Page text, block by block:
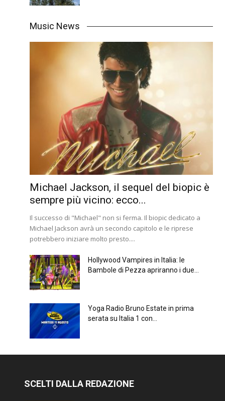
Music News
Michael Jackson, il sequel del biopic è
sempre più vicino: ecco...
Il successo di "Michael" non si ferma. Il biopic dedicato a
Michael Jackson avrà un secondo capitolo e le riprese
potrebbero iniziare molto presto....
Hollywood Vampires in Italia: le
Bambole di Pezza apriranno i due...
Yoga Radio Bruno Estate in prima
serata su Italia 1 con...
SCELTI DALLA REDAZIONE